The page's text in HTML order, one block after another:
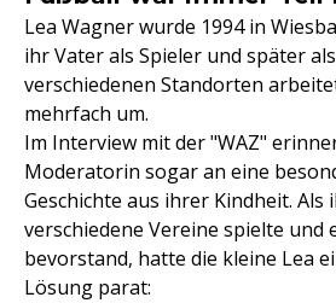
Lea Wagner wurde 1994 in
ihr Vater als Spieler und später
verschiedenen Standorten
mehrfach um.
Im Interview mit der "WAZ"
Moderatorin sogar an eine
Geschichte aus ihrer Kindheit.
verschiedene Vereine spielte und
bevorstand, hatte die kleine Lea
Lösung parat: